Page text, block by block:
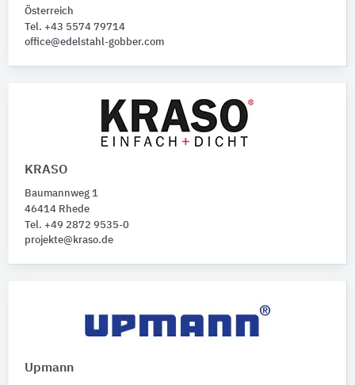
Österreich
Tel. +43 5574 79714
office@edelstahl-gobber.com
KRASO
Baumannweg 1
46414 Rhede
Tel. +49 2872 9535-0
projekte@kraso.de
Upmann